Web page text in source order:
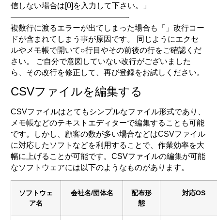
信しない場合は[0]を入力して下さい。」
———————————————-
複数行に渡るエラーが出てしまった場合も「」改行コー
ドが含まれてしまう事が原因です。
同じようにエクセ
ルやメモ帳で開いて○行目やその前後の行をご確認くだ
さい。 ご自分で意図していない改行がございました
ら、その改行を修正して、再び登録をお試しください。
CSVファイルを編集する
CSVファイルはとてもシンプルなファイル形式であり、
メモ帳などのテキストエディターで編集することも可能
です。しかし、顧客の数が多い場合などはCSVファイル
に対応したソフトなどを利用することで、作業効率を大
幅に上げることが可能です。CSVファイルの編集が可能
なソフトウェアには以下のようなものがあります。
ソフトウェ
ア名
会社名/団体名
配布形
態
対応OS